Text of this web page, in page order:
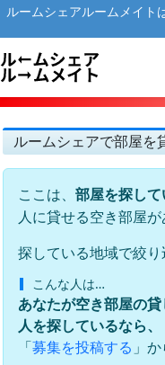
ルームシェアルームメイト
ルームシェアで部屋を
ここは、 部屋を探し
人に貸せる空き部屋が
探している地域で絞り
こんな人は…
あなたが空き部屋の
人を探しているなら、
「募集を投稿する 」